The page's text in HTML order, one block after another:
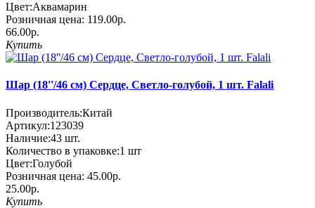
Цвет:Аквамарин
Розничная цена: 119.00р.
66.00р.
Купить
Шар (18''/46 см) Сердце, Светло-голубой, 1 шт. Falali
Производитель:Китай
Артикул:123039
Наличие:43 шт.
Количество в упаковке:1 шт
Цвет:Голубой
Розничная цена: 45.00р.
25.00р.
Купить